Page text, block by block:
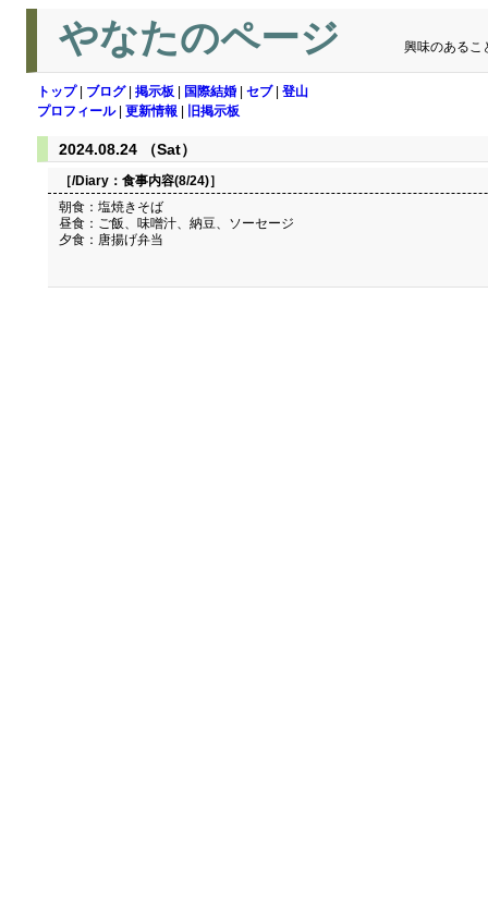
やなたのページ 興味のあるこ
トップ| ブログ| 掲示板 国際結婚 セブ| 登山
プロフィール| 更新情報 旧掲示板
2024.08.24 （Sat）
［/Diary： 食事内容(8/24)］
朝食：塩焼きそば
昼食：ご飯、味噌汁、納豆、ソーセージ
夕食：唐揚げ弁当